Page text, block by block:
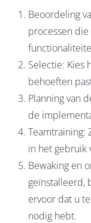
Beoordeling
processen
Selectie: Kies
behoeften
Planning van
de
Teamtraining:
in het gebruik
Bewaking en
geïnstalleerd,
ervoor dat u
nodig hebt.